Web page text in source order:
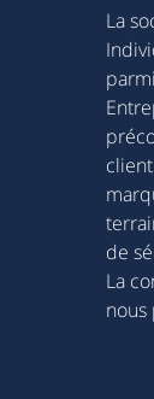
La
de
La
nous